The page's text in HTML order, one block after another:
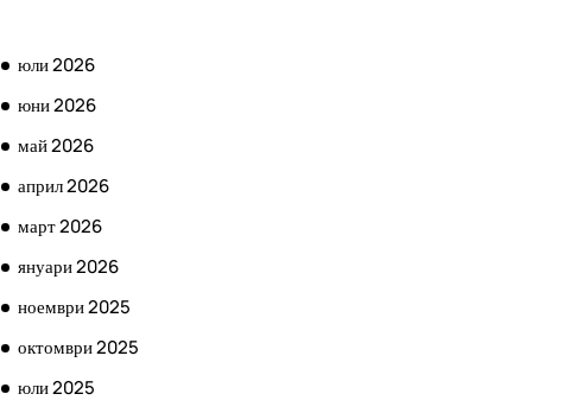
юли 2026
юни 2026
май 2026
април 2026
март 2026
януари 2026
ноември 2025
октомври 2025
юли 2025